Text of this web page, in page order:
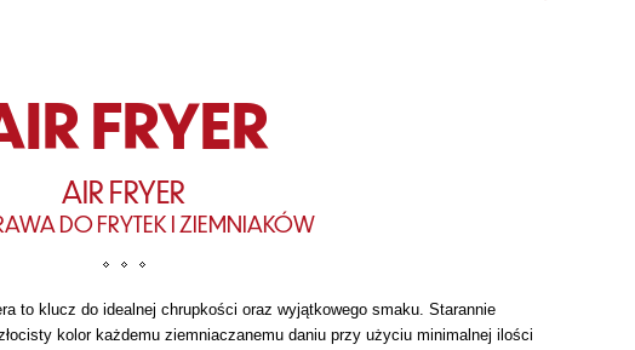
FRYER
AIR FRYER
DO FRYTEK I ZIEMNIAKÓW
to klucz do idealnej chrupkości oraz wyjątkowego smaku. Starannie
kolor każdemu ziemniaczanemu daniu przy użyciu minimalnej ilości